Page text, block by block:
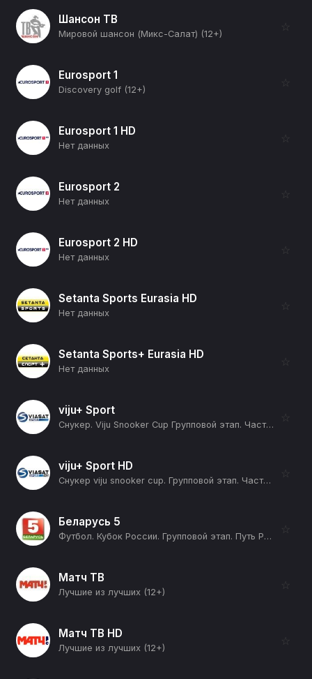
Шансон ТВ
Мировой шансон (Микс-Салат) (12+)
☆
Eurosport 1
Discovery golf (12+)
☆
Eurosport 1 HD
Нет данных
☆
Eurosport 2
Нет данных
☆
Eurosport 2 HD
Нет данных
☆
Setanta Sports Eurasia HD
Нет данных
☆
Setanta Sports+ Eurasia HD
Нет данных
☆
viju+ Sport
Снукер. Viju Snooker Cup Групповой этап. Часть 8. Группа A. Группа B. Анастасия Нечаева - Алексей Корень. Сергей Луцкер - Артём Истомин (12+)
☆
viju+ Sport HD
Снукер viju snooker cup. Групповой этап. Часть 10. Группа A: Анастасия Нечаева - Андрей Карасов. Группа B: Диана Миронова - Сергей Луцкер (12+)
☆
Беларусь 5
Футбол. Кубок России. Групповой этап. Путь РПЛ. Спартак (Москва) - ФК Оренбург (12+)
☆
Матч ТВ
Лучшие из лучших (12+)
☆
Матч ТВ HD
Лучшие из лучших (12+)
☆